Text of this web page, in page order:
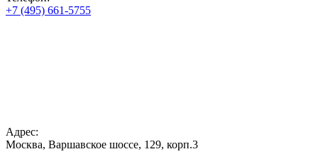
+7 (495) 661-5755
Адрес:
Москва, Варшавское шоссе, 129, корп.3